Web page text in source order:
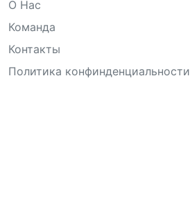
О Нас
Команда
Контакты
Политика конфинденциальности